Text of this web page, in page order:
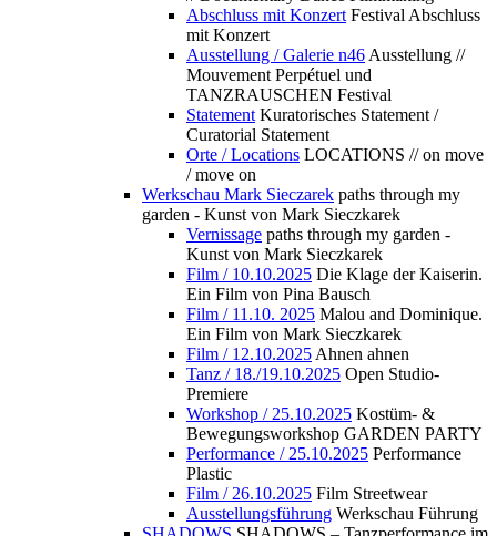
Abschluss mit Konzert Festival Abschluss
mit Konzert
Ausstellung / Galerie n46 Ausstellung //
Mouvement Perpétuel und
TANZRAUSCHEN Festival
Statement Kuratorisches Statement /
Curatorial Statement
Orte / Locations LOCATIONS // on move
/ move on
Werkschau Mark Sieczarek paths through my
garden - Kunst von Mark Sieczkarek
Vernissage paths through my garden -
Kunst von Mark Sieczkarek
Film / 10.10.2025 Die Klage der Kaiserin.
Ein Film von Pina Bausch
Film / 11.10. 2025 Malou and Dominique.
Ein Film von Mark Sieczkarek
Film / 12.10.2025 Ahnen ahnen
Tanz / 18./19.10.2025 Open Studio-
Premiere
Workshop / 25.10.2025 Kostüm- &
Bewegungsworkshop GARDEN PARTY
Performance / 25.10.2025 Performance
Plastic
Film / 26.10.2025 Film Streetwear
Ausstellungsführung Werkschau Führung